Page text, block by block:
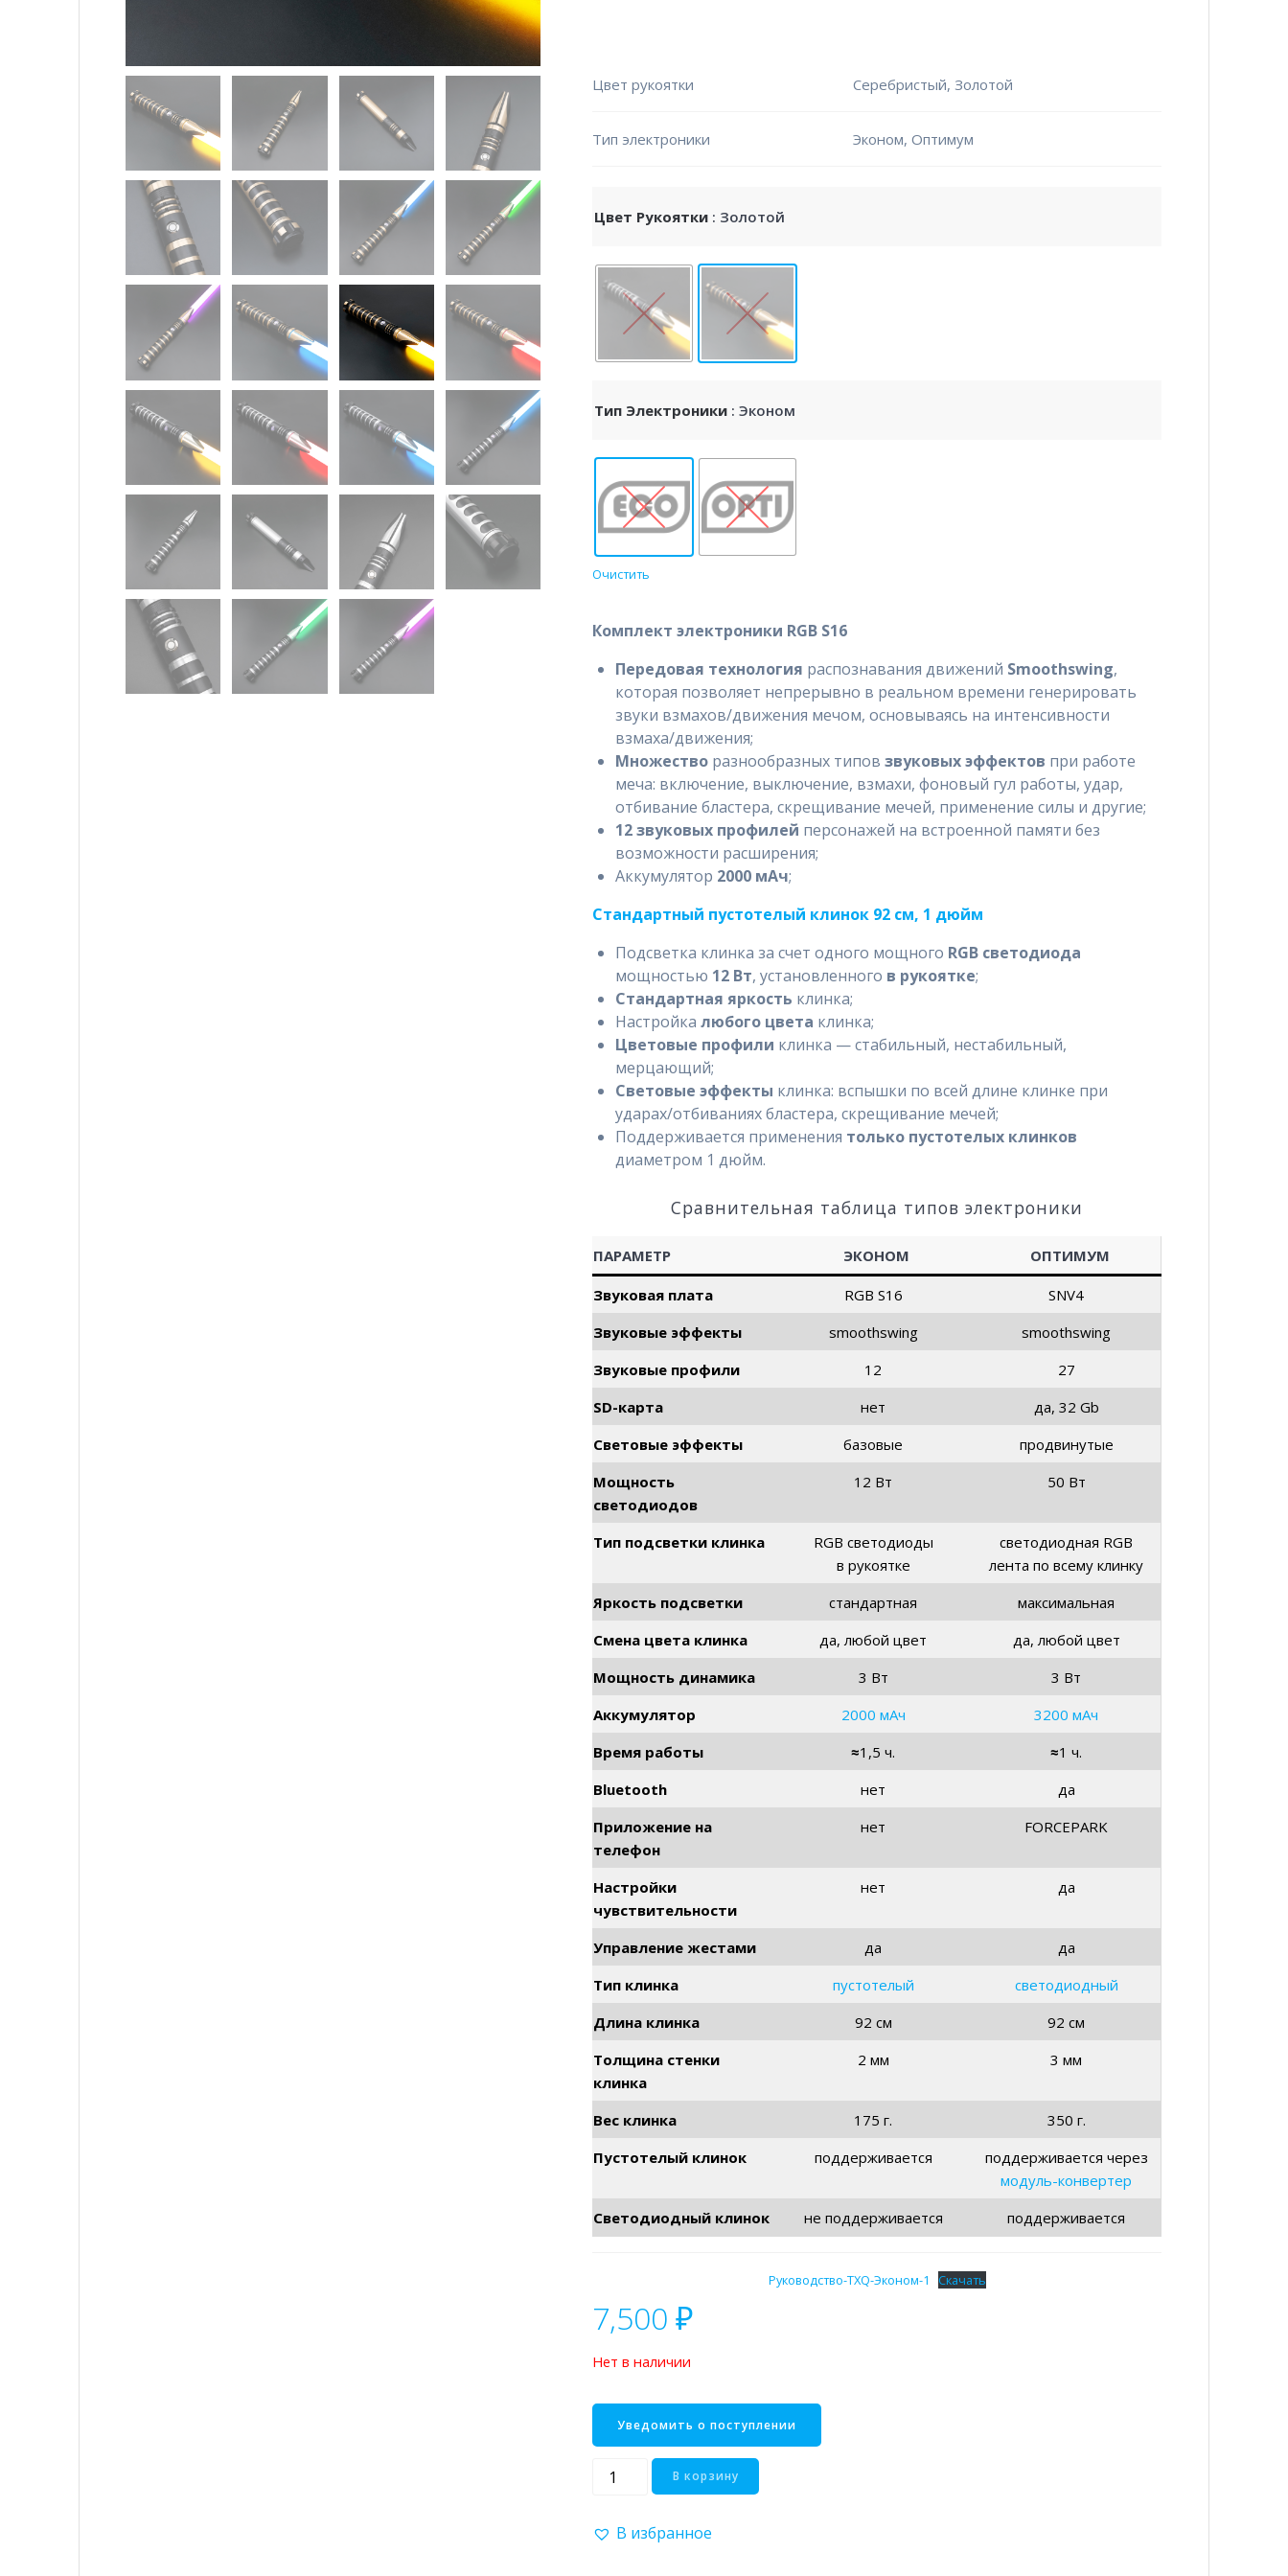
Цвет рукоятки Серебристый, Золотой
Тип электроники Эконом, Оптимум
Цвет Рукоятки : Золотой
Тип Электроники : Эконом
Очистить
Комплект электроники RGB S16
Передовая технология распознавания движений Smoothswing,
которая позволяет непрерывно в реальном времени генерировать
звуки взмахов/движения мечом, основываясь на интенсивности
взмаха/движения;
Множество разнообразных типов звуковых эффектов при работе
меча: включение, выключение, взмахи, фоновый гул работы, удар,
отбивание бластера, скрещивание мечей, применение силы и другие;
12 звуковых профилей персонажей на встроенной памяти без
возможности расширения;
Аккумулятор 2000 мАч;
Стандартный пустотелый клинок 92 см, 1 дюйм
Подсветка клинка за счет одного мощного RGB светодиода
мощностью 12 Вт, установленного в рукоятке;
Стандартная яркость клинка;
Настройка любого цвета клинка;
Цветовые профили клинка — стабильный, нестабильный,
мерцающий;
Световые эффекты клинка: вспышки по всей длине клинке при
ударах/отбиваниях бластера, скрещивание мечей;
Поддерживается применения только пустотелых клинков
диаметром 1 дюйм.
Сравнительная таблица типов электроники
ПАРАМЕТР ЭКОНОМ ОПТИМУМ
Звуковая плата RGB S16
SNV4
Звуковые эффекты
smoothswing
smoothswing
Звуковые профили
12
27
SD-карта
нет
да, 32 Gb
Световые эффекты
базовые
продвинутые
Мощность
светодиодов
12 Вт 50 Вт
Тип подсветки клинка
RGB светодиоды
в рукоятке
светодиодная RGB
лента по всему клинку
Яркость подсветки
стандартная
максимальная
Смена цвета клинка
да, любой цвет
да, любой цвет
Мощность динамика
3 Вт
3 Вт
Аккумулятор
2000 мАч
3200 мАч
Время работы
≈1,5 ч. ≈1 ч.
Bluetooth
нет
да
Приложение на
телефон
нет FORCEPARK
Настройки
чувствительности
нет да
Управление жестами да
да
Тип клинка
пустотелый
светодиодный
Длина клинка
92 см
92 см
Толщина стенки
клинка
2 мм 3 мм
Вес клинка 175 г.
350 г.
Пустотелый клинок
поддерживается
поддерживается через
модуль-конвертер
Светодиодный клинок
не поддерживается поддерживается
Руководство-TXQ-Эконом-1 Скачать
7,500 ₽
Нет в наличии
Количество
В корзину
В избранное